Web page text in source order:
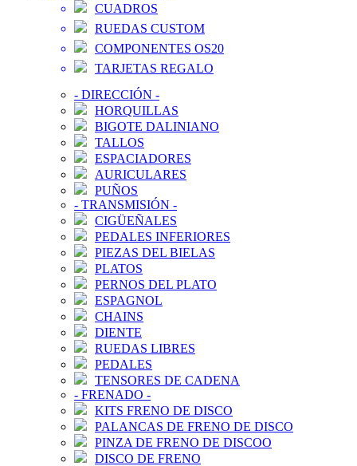
CUADROS
RUEDAS CUSTOM
COMPONENTES OS20
TARJETAS REGALO
- DIRECCIÓN -
HORQUILLAS
BIGOTE DALINIANO
TALLOS
ESPACIADORES
AURICULARES
PUÑOS
- TRANSMISIÓN -
CIGÜEÑALES
PEDALES INFERIORES
PIEZAS DEL BIELAS
PLATOS
PERNOS DEL PLATO
ESPAGNOL
CHAINS
DIENTE
RUEDAS LIBRES
PEDALES
TENSORES DE CADENA
- FRENADO -
KITS FRENO DE DISCO
PALANCAS DE FRENO DE DISCO
PINZA DE FRENO DE DISCOO
DISCO DE FRENO